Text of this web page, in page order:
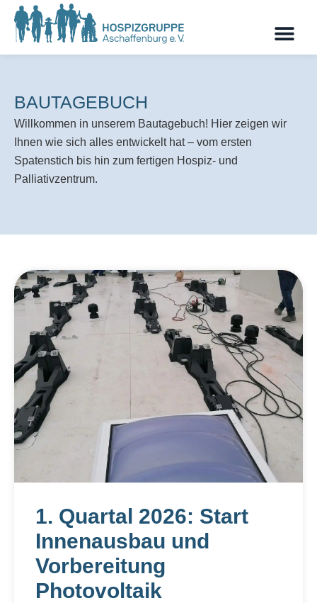
BAUTAGEBUCH
Willkommen in unserem Bautagebuch! Hier zeigen wir
Ihnen wie sich alles entwickelt hat – vom ersten
Spatenstich bis hin zum fertigen Hospiz- und
Palliativzentrum.
1. Quartal 2026: Start
Innenausbau und
Vorbereitung
Photovoltaik